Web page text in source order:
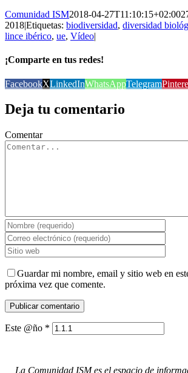
Comunidad ISM2018-04-27T11:10:15+02:00
2018|Etiquetas: biodiversidad, diversidad
lince ibérico, ue, Vídeo|
¡Comparte en tus redes!
FacebookXLinkedInWhatsAppTelegram
Deja tu comentario
Comentar
Guardar mi nombre, email y sitio web en
próxima vez que comente.
Este @ño *
La Comunidad ISM es el espacio de